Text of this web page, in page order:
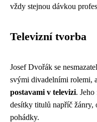
vždy stejnou dávkou
Televizní tvorba
Josef Dvořák se
svými divadelními rolemi,
postavami v televizi.
desítky titulů napříč žánry,
pohádky.